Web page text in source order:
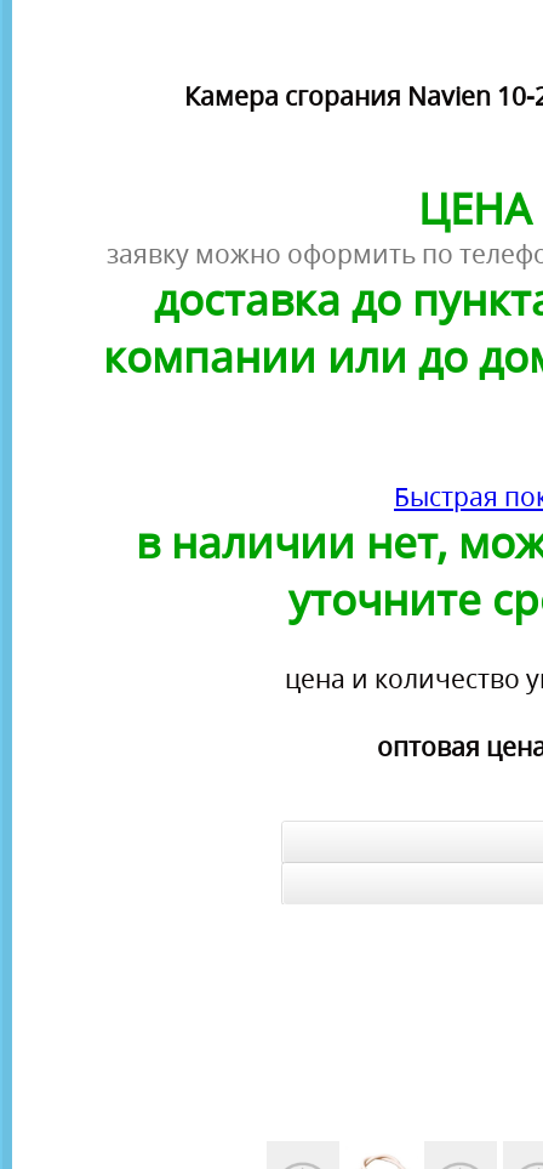
Камера сгорания Navien
ЦЕНА
заявку можно оформить по
доставка до
компании или до
Быстрая
в наличии нет,
уточните
цена и количество
оптовая